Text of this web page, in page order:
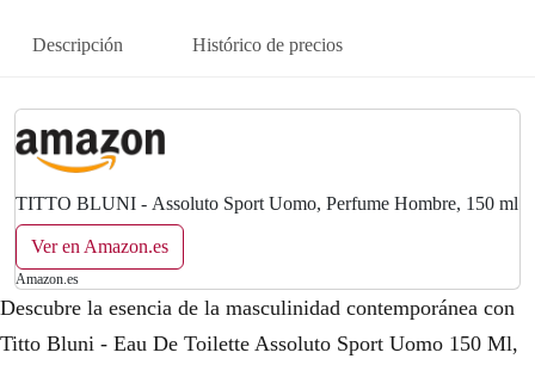
Descripción Histórico de precios
TITTO BLUNI - Assoluto Sport Uomo, Perfume Hombre, 150 ml
Ver en Amazon.es
Amazon.es
Descubre la esencia de la masculinidad contemporánea con
Titto Bluni - Eau De Toilette Assoluto Sport Uomo 150 Ml,